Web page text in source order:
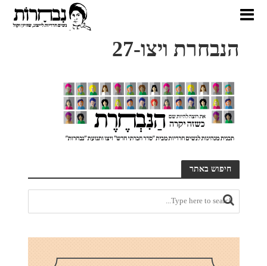
הנבחרת ויצו-27
חיפוש באתר